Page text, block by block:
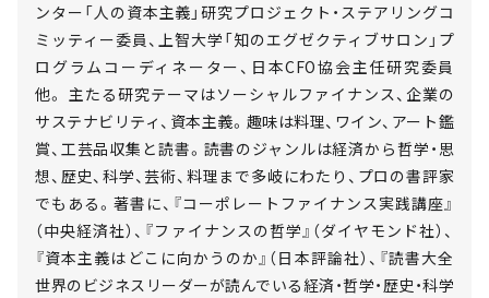
ンター「人の資本主義」研究プロジェクト・ステアリングコ
ミッティー委員、上智大学「知のエグゼクティブサロン」プ
ログラムコーディネーター、日本CFO協会主任研究委員
他。 主たる研究テーマはソーシャルファイナンス、企業の
サステナビリティ、資本主義。趣味は料理、ワイン、アート鑑
賞、工芸品収集と読書。読書のジャンルは経済から哲学・思
想、歴史、科学、芸術、料理まで多岐にわたり、プロの書評家
でもある。著書に、『コーポレートファイナンス実践講座』
（中央経済社）、『ファイナンスの哲学』（ダイヤモンド社）、
『資本主義はどこに向かうのか』（日本評論社）、『読書大全
世界のビジネスリーダーが読んでいる経済・哲学・歴史・科学